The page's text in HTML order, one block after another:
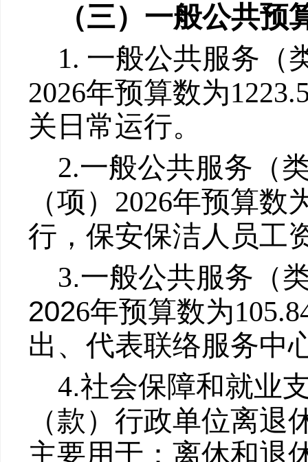
（三）一般公共
1. 一般公共服务（
2026年预算数为
关日常运行。
2.一般公共服务（
（项） 2026年预算数
行，保安保洁人员工
3.一般公共服务（
2026年预算数为
出、代表联络服务中
4.社会保障和就业
（款） 行政单位离退
主要用于： 离休和退